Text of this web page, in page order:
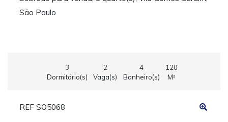
São Paulo
3
Dormitório(s)
2
Vaga(s)
4
Banheiro(s)
120
M²
REF SO5068